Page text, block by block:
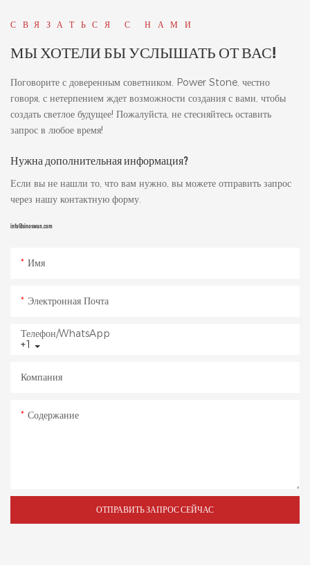
СВЯЗАТЬСЯ С НАМИ
МЫ ХОТЕЛИ БЫ УСЛЫШАТЬ ОТ ВАС!
Поговорите с доверенным советником. Power Stone, честно
говоря, с нетерпением ждет возможности создания с вами, чтобы
создать светлое будущее! Пожалуйста, не стесняйтесь оставить
запрос в любое время!
Нужна дополнительная информация?
Если вы не нашли то, что вам нужно, вы можете отправить запрос
через нашу контактную форму.
info@sinoswan.com
Имя
Электронная Почта
+1
Телефон/WhatsApp
Компания
Содержание
ОТПРАВИТЬ ЗАПРОС СЕЙЧАС